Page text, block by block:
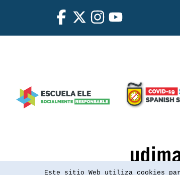
Este sitio Web utiliza cookies